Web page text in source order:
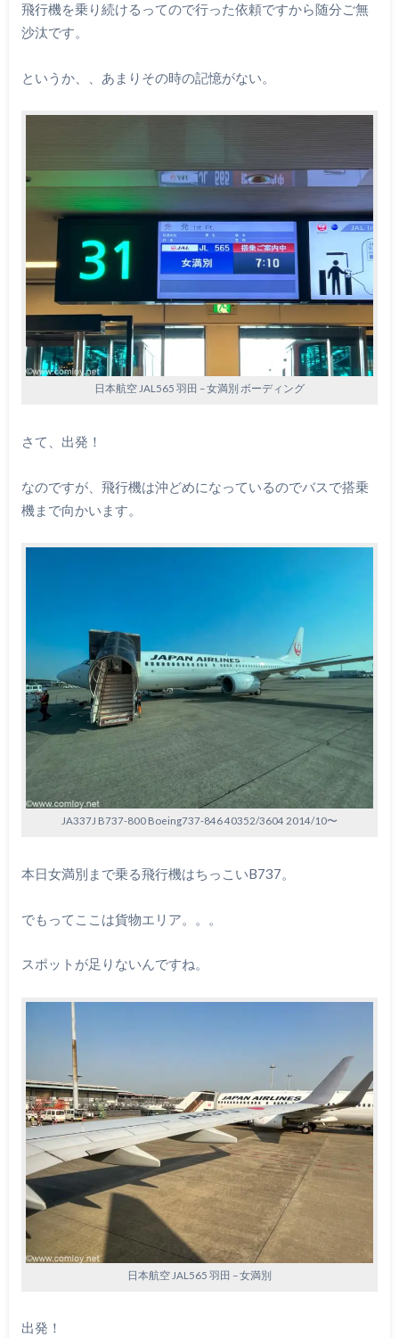
飛行機を乗り続けるってので行った依頼ですから随分ご無
沙汰です。
というか、、あまりその時の記憶がない。
日本航空 JAL565 羽田 – 女満別 ボーディング
さて、出発！
なのですが、飛行機は沖どめになっているのでバスで搭乗
機まで向かいます。
JA337J B737-800 Boeing737-846 40352/3604 2014/10〜
本日女満別まで乗る飛行機はちっこいB737。
でもってここは貨物エリア。。。
スポットが足りないんですね。
日本航空 JAL565 羽田 – 女満別
出発！